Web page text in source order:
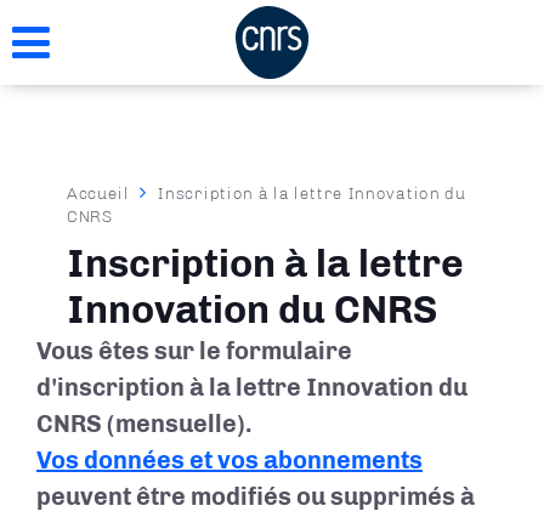
au
Fil
d'Ariane
Accueil
Inscription à la lettre Innovation du
CNRS
Inscription à la lettre
Innovation du CNRS
Vous êtes sur le formulaire
d'inscription à la lettre Innovation du
CNRS (mensuelle).
Vos données et vos abonnements
peuvent être modifiés ou supprimés à